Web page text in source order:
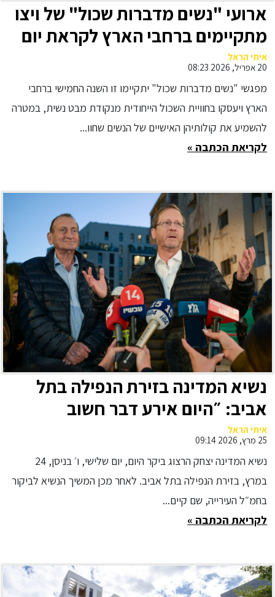
ארועי "נשים מדברות שכול" של ויצו
מתקיימים ברחבי הארץ לקראת יום
הזיכרון לחללי מערכות ישראל ונפגעי
פעולות האיבה.
איתי הראל
20 אפריל, 2026 08:23
מפגשי "נשים מדברות שכול" יתקיימו זו השנה החמישי ברחבי
הארץ ויעסקו בחוויית השכול הייחודית מנקודת מבט נשית, במטרה
להשמיע את קולותיהן האישיים של הנשים שחוו...
לקריאת הכתבה »
נשיא המדינה בזירת הנפילה בתל
אביב: ״היום אירע דבר חשוב
והיסטורי - ממשלת לבנון החליטה
לגרש את שגריר איראן. זו מהפכה
ואמירה משמעותית שמחייבת הבנה
של השינויים הדורשים, בנוסף
לפעולה הצבאית, גם מהלכים
איתי הראל
25 מרץ, 2026 09:14
נשיא המדינה יצחק הרצוג ביקר היום, יום שלישי, ו׳ בניסן, 24
במרץ, בזירת הנפילה בתל אביב. לאחר מכן המשיך הנשיא לביקור
בחמ״ל העירייה, שם קיים...
לקריאת הכתבה »